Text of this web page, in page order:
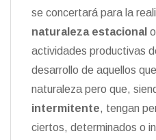
se concertará para la
naturaleza estacional
actividades productivas
desarrollo de aquellos
naturaleza pero que,
intermitente, tengan
ciertos, determinados o